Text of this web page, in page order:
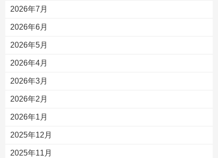
2026年7月
2026年6月
2026年5月
2026年4月
2026年3月
2026年2月
2026年1月
2025年12月
2025年11月